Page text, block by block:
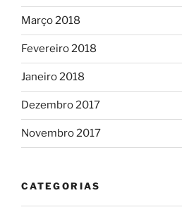
Março 2018
Fevereiro 2018
Janeiro 2018
Dezembro 2017
Novembro 2017
CATEGORIAS